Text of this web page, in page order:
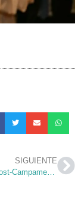
SIGUIENTE
Hoy, reunión Post-Campamento